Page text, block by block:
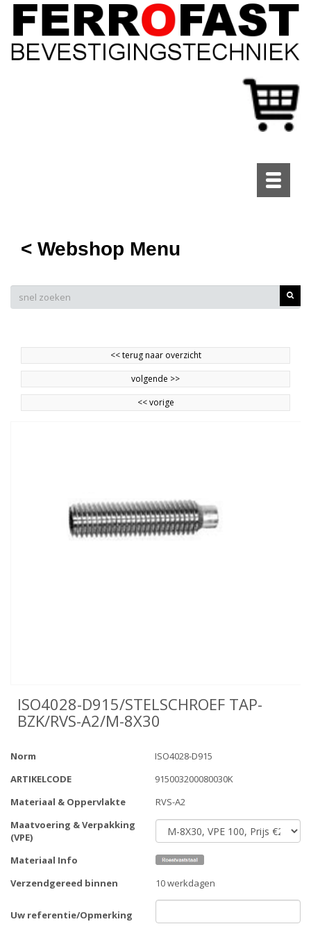
Toggle
< Webshop Menu
<<terug naar overzicht
volgende >>
<<vorige
ISO4028-D915/STELSCHROEF TAP-
BZK/RVS-A2/M-8X30
Norm
ISO4028-D915
ARTIKELCODE
915003200080030K
Materiaal & Oppervlakte
RVS-A2
Maatvoering & Verpakking
(VPE)
Materiaal Info
Verzendgereed binnen
10 werkdagen
Uw referentie/Opmerking